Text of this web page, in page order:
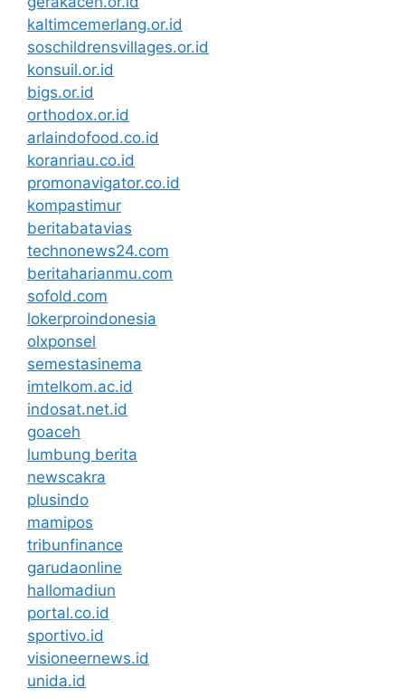
kaltimcemerlang.or.id
soschildrensvillages.or.id
konsuil.or.id
bigs.or.id
orthodox.or.id
arlaindofood.co.id
koranriau.co.id
promonavigator.co.id
kompastimur
beritabatavias
technonews24.com
beritaharianmu.com
sofold.com
lokerproindonesia
olxponsel
semestasinema
imtelkom.ac.id
indosat.net.id
goaceh
lumbung berita
newscakra
plusindo
mamipos
tribunfinance
garudaonline
hallomadiun
portal.co.id
sportivo.id
visioneernews.id
unida.id